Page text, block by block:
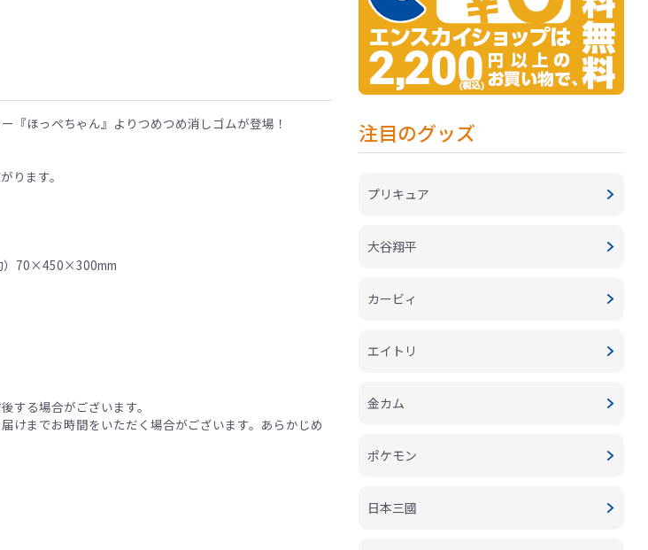
『ほっぺちゃん』よりつめつめ消しゴムが登場！
ります。
）70×450×300mm
する場合がございます。
けまでお時間をいただく場合がございます。あらかじめ
注目のグッズ
プリキュア
大谷翔平
カービィ
エイトリ
金カム
ポケモン
日本三國